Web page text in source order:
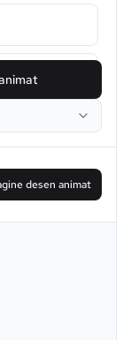
Park
desen animat